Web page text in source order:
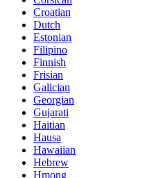
Croatian
Dutch
Estonian
Filipino
Finnish
Frisian
Galician
Georgian
Gujarati
Haitian
Hausa
Hawaiian
Hebrew
Hmong